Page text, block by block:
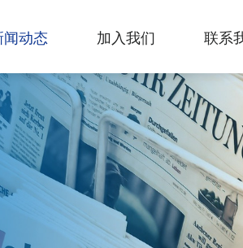
闻动态 加入我们 联系